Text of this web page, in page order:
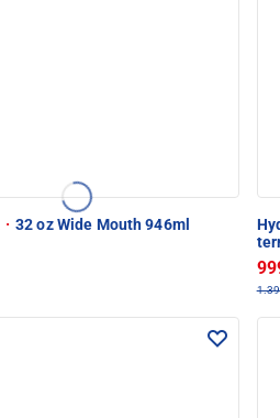
· 32 oz Wide Mouth 946ml